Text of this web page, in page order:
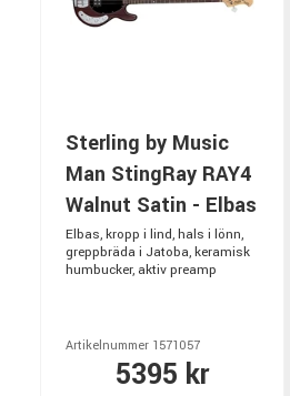
Sterling by Music
Man StingRay RAY4
Walnut Satin - Elbas
Elbas, kropp i lind, hals i lönn,
greppbräda i Jatoba, keramisk
humbucker, aktiv preamp
Artikelnummer 1571057
5395 kr